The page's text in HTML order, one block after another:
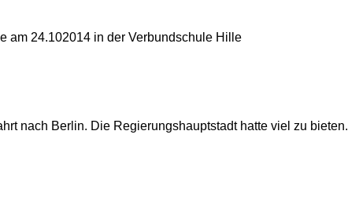
am 24.102014 in der Verbundschule Hille
nach Berlin. Die Regierungshauptstadt hatte viel zu bieten.